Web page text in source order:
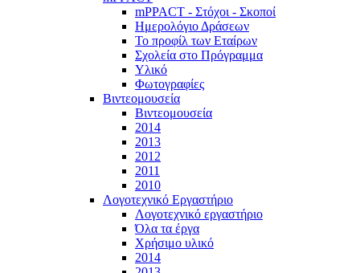
mPPACT - Στόχοι - Σκοποί
Ημερολόγιο Δράσεων
Το προφίλ των Εταίρων
Σχολεία στο Πρόγραμμα
Υλικό
Φωτογραφίες
Βιντεομουσεία
Βιντεομουσεία
2014
2013
2012
2011
2010
Λογοτεχνικό Εργαστήριο
Λογοτεχνικό εργαστήριο
Όλα τα έργα
Χρήσιμο υλικό
2014